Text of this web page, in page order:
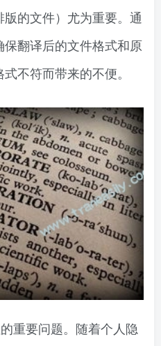
的文件）尤为重要。通
翻译后的文件格式和原
不符而带来的不便。
重要问题。随着个人隐